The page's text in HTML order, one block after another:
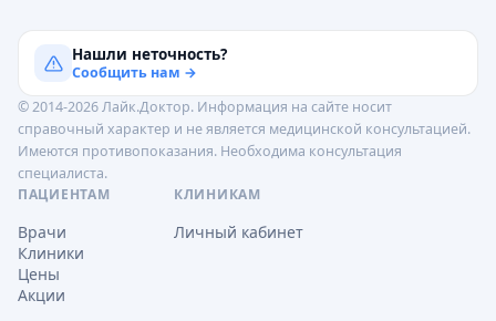
Нашли неточность?
Сообщить нам →
© 2014-2026 Лайк.Доктор. Информация на сайте носит
справочный характер и не является медицинской консультацией.
Имеются противопоказания. Необходима консультация
специалиста.
ПАЦИЕНТАМ
Врачи
Клиники
Цены
Акции
КЛИНИКАМ
Личный кабинет